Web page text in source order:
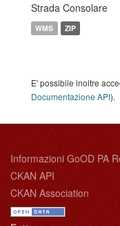
Strada Consolare
WMS ZIP
E' possibile inoltre
Documentazione API).
Informazioni GoOD PA
CKAN API
CKAN Association